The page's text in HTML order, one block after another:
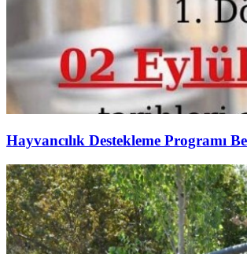
Hayvancılık Destekleme Programı